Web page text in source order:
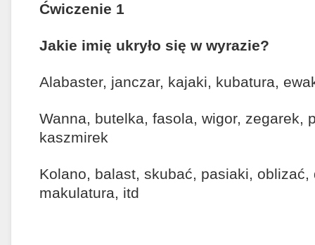
Ćwiczenie 1
Jakie imię ukryło się w wyrazie?
Alabaster, janczar, kajaki, kubatura,
Wanna, butelka, fasola, wigor, zegarek,
kaszmirek
Kolano, balast, skubać, pasiaki, oblizać,
makulatura, itd